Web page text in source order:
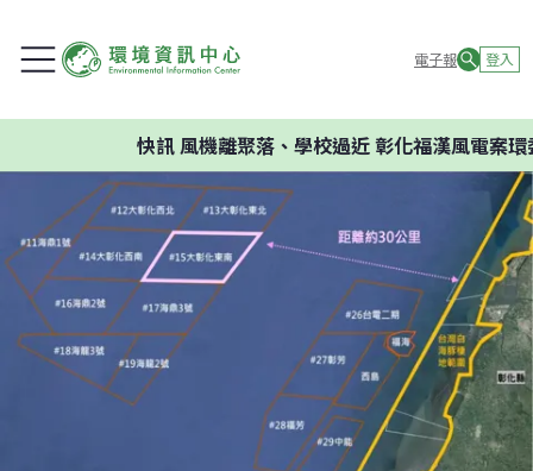
電子報 登入
風機離聚落、學校過近 彰化福漢風電案環委建議